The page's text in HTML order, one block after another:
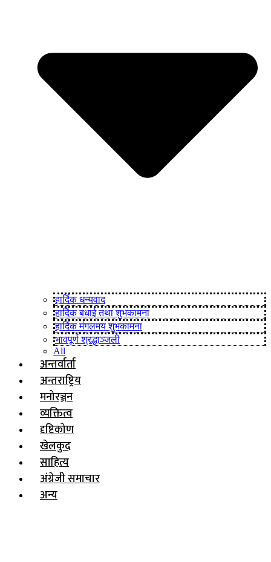
हार्दिक धन्यवाद
हार्दिक बधाई तथा शुभकामना
हार्दिक मंगलमय शुभकामना
भावपूर्ण श्रद्धाञ्जली
All
अन्तर्वार्ता
अन्तराष्ट्रिय
मनोरञ्जन
व्यक्तित्व
दृष्टिकोण
खेलकुद
साहित्य
अंग्रेजी समाचार
अन्य